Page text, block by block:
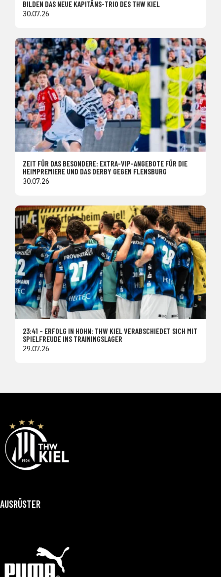
BILDEN DAS NEUE KAPITÄNS-TRIO DES THW KIEL
30.07.26
ZEIT FÜR DAS BESONDERE: EXTRA-VIP-ANGEBOTE FÜR DIE
HEIMPREMIERE UND DAS DERBY GEGEN FLENSBURG
30.07.26
23:41 – ERFOLG IN HOHN: THW KIEL VERABSCHIEDET SICH MIT
SPIELFREUDE INS TRAININGSLAGER
29.07.26
AUSRÜSTER